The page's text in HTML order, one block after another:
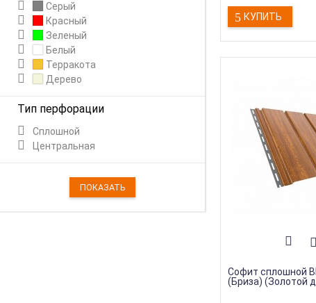
Серый
Красный
Зеленый
Белый
Терракота
Дерево
Тип перфорации
Сплошной
Центральная
КУПИТЬ
Софит сплошной
(Бриза) (Золотой